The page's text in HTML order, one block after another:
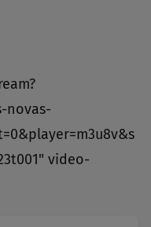
novas-
video-